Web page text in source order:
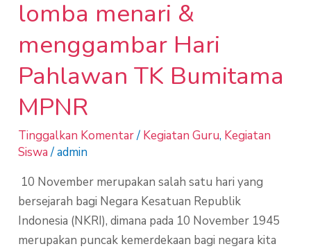
lomba menari &
menggambar Hari
Pahlawan TK Bumitama
MPNR
Tinggalkan Komentar/ Kegiatan Guru, Kegiatan
Siswa/admin
10 November merupakan salah satu hari yang
bersejarah bagi Negara Kesatuan Republik
Indonesia (NKRI), dimana pada 10 November 1945
merupakan puncak kemerdekaan bagi negara kita